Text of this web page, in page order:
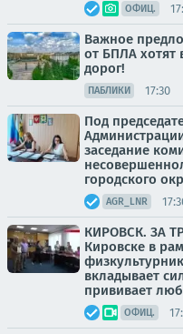
ОФИЦ.
Важное
от БПЛА хотят
дорог!
ПАБЛИКИ 17:30
Под
заседание
городского
AGR_LNR
КИРОВСК. ЗА
Кировске в
вкладывает
прививает
ОФИЦ.